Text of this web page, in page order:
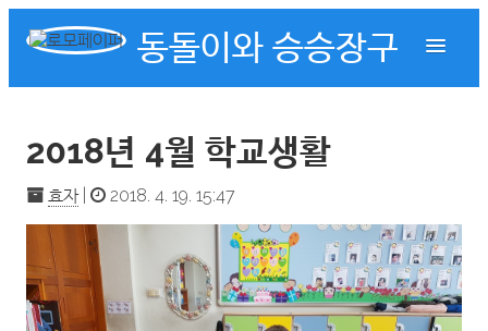
동돌이와 승승장구
2018년 4월 학교생활
효자| 2018. 4. 19. 15:47